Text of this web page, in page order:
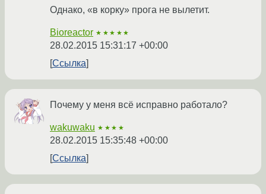
Однако, «в корку» прога не вылетит.
Bioreactor ★★★★★
28.02.2015 15:31:17 +00:00
Ссылка
Почему у меня всё исправно работало?
wakuwaku ★★★★
28.02.2015 15:35:48 +00:00
Ссылка